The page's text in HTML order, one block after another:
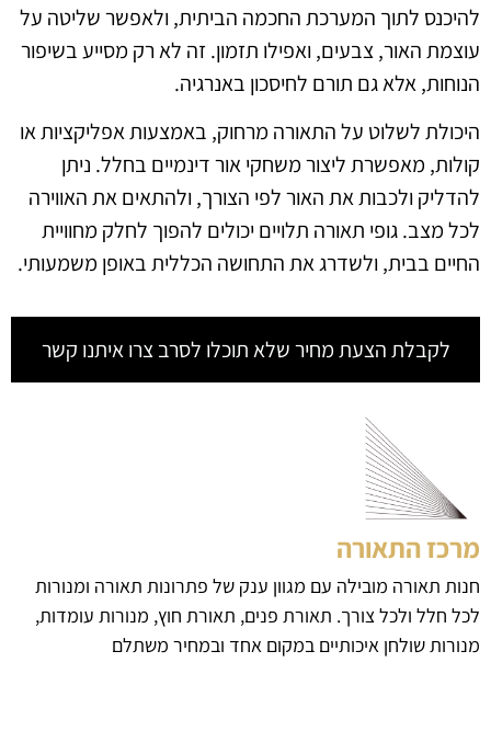
להיכנס לתוך המערכת החכמה הביתית, ולאפשר שליטה על
עוצמת האור, צבעים, ואפילו תזמון. זה לא רק מסייע בשיפור
הנוחות, אלא גם תורם לחיסכון באנרגיה.
היכולת לשלוט על התאורה מרחוק, באמצעות אפליקציות או
קולות, מאפשרת ליצור משחקי אור דינמיים בחלל. ניתן
להדליק ולכבות את האור לפי הצורך, ולהתאים את האווירה
לכל מצב. גופי תאורה תלויים יכולים להפוך לחלק מחוויית
החיים בבית, ולשדרג את התחושה הכללית באופן משמעותי.
לקבלת הצעת מחיר שלא תוכלו לסרב צרו איתנו קשר
מרכז התאורה
חנות תאורה מובילה עם מגוון ענק של פתרונות תאורה ומנורות
לכל חלל ולכל צורך. תאורת פנים, תאורת חוץ, מנורות עומדות,
מנורות שולחן איכותיים במקום אחד ובמחיר משתלם